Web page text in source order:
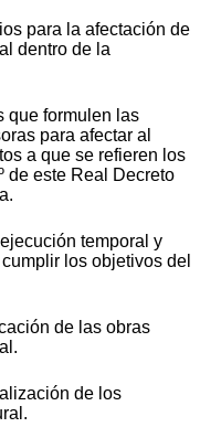
para la afectación de
dentro de la
que formulen las
para afectar al
a que se refieren los
de este Real Decreto
temporal y
los objetivos del
de las obras
de los